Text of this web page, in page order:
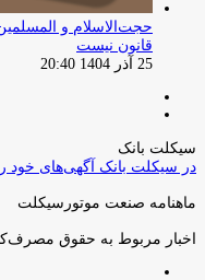
حجت‌الاسلام و
قانون نیست
25 آذر 1404 20:40
سیکلت بانک
در سیکلت بانک آگهی‌های خود
ماهنامه صنعت موتورسیکلت
اخبار مربوط به حقوق